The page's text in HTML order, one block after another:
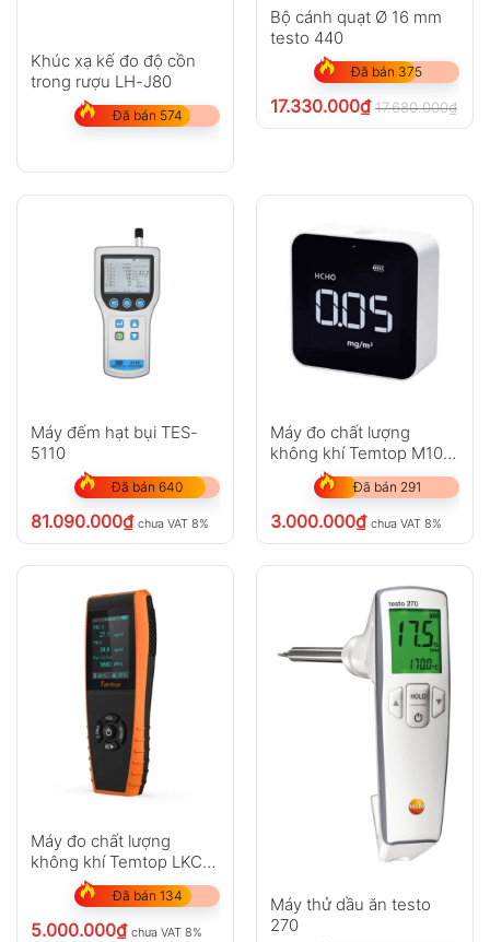
Khúc xạ kế đo độ cồn
trong rượu LH-J80
Đã bán 574
Bộ cánh quạt Ø 16 mm
testo 440
Đã bán 375
17.330.000₫ 17.680.000₫
Máy đếm hạt bụi TES-
5110
Đã bán 640
81.090.000₫ chưa VAT 8%
Máy đo chất lượng
không khí Temtop M10
(PM2.5 TVOC AQI
HCHO)
Đã bán 291
3.000.000₫ chưa VAT 8%
Máy đo chất lượng
không khí Temtop LKC-
1000S+ 2nd
Đã bán 134
5.000.000₫ chưa VAT 8%
Máy thử dầu ăn testo
270